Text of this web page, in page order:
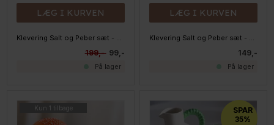
LÆG I KURVEN
199,- 99,-
På lager
LÆG I KURVEN
149,-
På lager
Kun 1 tilbage
SPAR
35%